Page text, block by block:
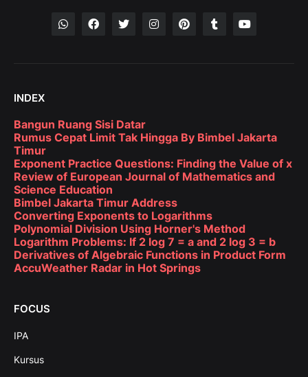
INDEX
Bangun Ruang Sisi Datar
Rumus Cepat Limit Tak Hingga By Bimbel Jakarta
Timur
Exponent Practice Questions: Finding the Value of x
Review of European Journal of Mathematics and
Science Education
Bimbel Jakarta Timur Address
Converting Exponents to Logarithms
Polynomial Division Using Horner's Method
Logarithm Problems: If 2 log 7 = a and 2 log 3 = b
Derivatives of Algebraic Functions in Product Form
AccuWeather Radar in Hot Springs
FOCUS
IPA
Kursus